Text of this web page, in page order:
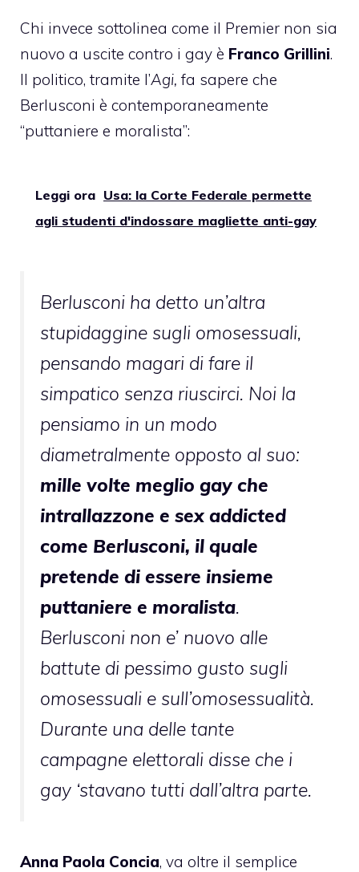
Chi invece sottolinea come il Premier non sia
nuovo a uscite contro i gay è Franco Grillini.
Il politico, tramite l’Agi, fa sapere che
Berlusconi è contemporaneamente
“puttaniere e moralista”:
Leggi ora Usa: la Corte Federale permette
agli studenti d'indossare magliette anti-gay
Berlusconi ha detto un’altra
stupidaggine sugli omosessuali,
pensando magari di fare il
simpatico senza riuscirci. Noi la
pensiamo in un modo
diametralmente opposto al suo:
mille volte meglio gay che
intrallazzone e sex addicted
come Berlusconi, il quale
pretende di essere insieme
puttaniere e moralista.
Berlusconi non e’ nuovo alle
battute di pessimo gusto sugli
omosessuali e sull’omosessualità.
Durante una delle tante
campagne elettorali disse che i
gay ‘stavano tutti dall’altra parte.
Anna Paola Concia, va oltre il semplice